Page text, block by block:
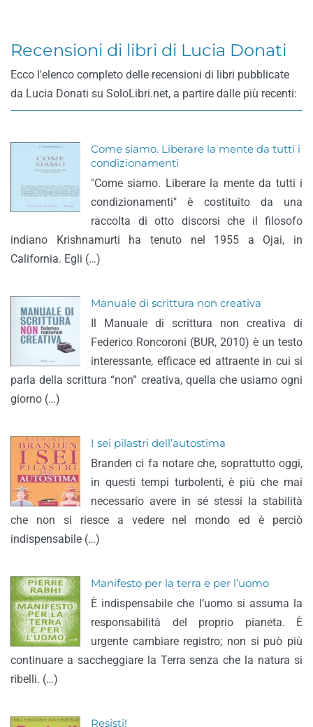
Recensioni di libri di Lucia Donati
Ecco l'elenco completo delle recensioni di libri pubblicate
da Lucia Donati su SoloLibri.net, a partire dalle più recenti:
Come siamo. Liberare la mente da tutti i
condizionamenti
"Come siamo. Liberare la mente da tutti i
condizionamenti" è costituito da una
raccolta di otto discorsi che il filosofo
indiano Krishnamurti ha tenuto nel 1955 a Ojai, in
California. Egli (…)
Manuale di scrittura non creativa
Il Manuale di scrittura non creativa di
Federico Roncoroni (BUR, 2010) è un testo
interessante, efficace ed attraente in cui si
parla della scrittura “non” creativa, quella che usiamo ogni
giorno (…)
I sei pilastri dell’autostima
Branden ci fa notare che, soprattutto oggi,
in questi tempi turbolenti, è più che mai
necessario avere in sé stessi la stabilità
che non si riesce a vedere nel mondo ed è perciò
indispensabile (…)
Manifesto per la terra e per l’uomo
È indispensabile che l’uomo si assuma la
responsabilità del proprio pianeta. È
urgente cambiare registro; non si può più
continuare a saccheggiare la Terra senza che la natura si
ribelli. (…)
Resisti!